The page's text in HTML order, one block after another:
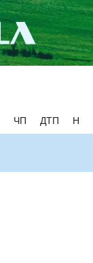
ЧП ДТП